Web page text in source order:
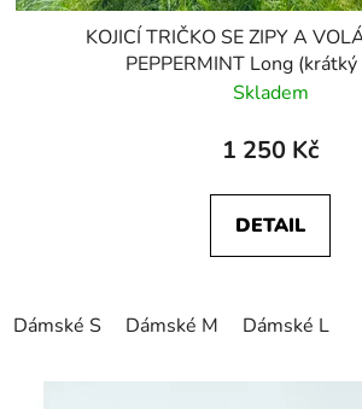
KOJICÍ TRIČKO SE ZIPY A
PEPPERMINT Long
Skladem
1 250 Kč
DETAIL
Dámské S Dámské M Dámské L